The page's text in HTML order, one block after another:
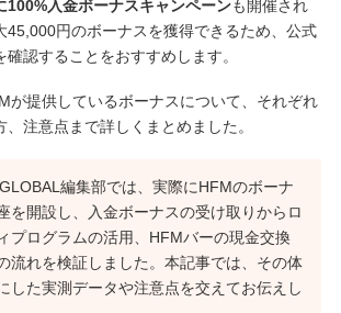
100%入金ボーナスキャンペーンも開催され
45,000円のボーナスを獲得できるため、公式
認することをおすすめします。
が提供しているボーナスについて、それぞれ
注意点まで詳しくまとめました。
編集部では、実際にHFMのボーナ
を開設し、入金ボーナスの受け取りからロ
プログラムの活用、HFMバーの現金交換
流れを検証しました。本記事では、その体
した実測データや注意点を交えてお伝えし